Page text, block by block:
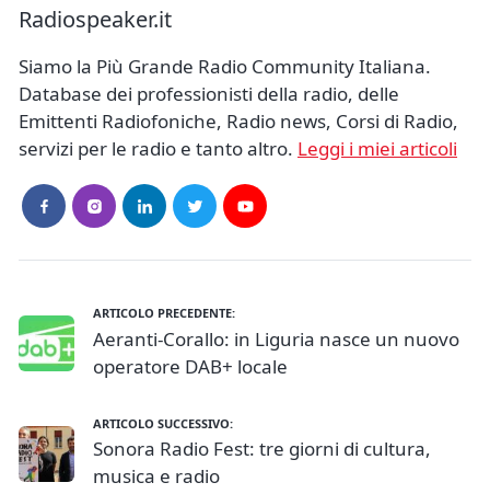
Radiospeaker.it
Siamo la Più Grande Radio Community Italiana.
Database dei professionisti della radio, delle
Emittenti Radiofoniche, Radio news, Corsi di Radio,
servizi per le radio e tanto altro. Leggi i miei articoli
ARTICOLO PRECEDENTE:
Aeranti-Corallo: in Liguria nasce un nuovo
operatore DAB+ locale
ARTICOLO SUCCESSIVO:
Sonora Radio Fest: tre giorni di cultura,
musica e radio